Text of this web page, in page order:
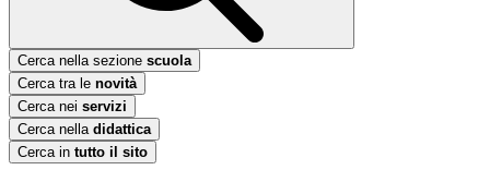
Cerca nella sezione scuola
Cerca tra le novità
Cerca nei servizi
Cerca nella didattica
Cerca in tutto il sito